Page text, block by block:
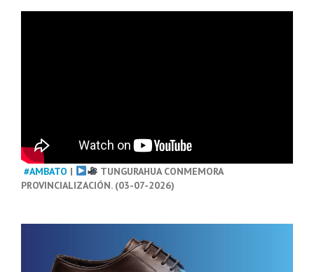
#AMBATO |
TUNGURAHUA CONMEMORA
PROVINCIALIZACIÓN. (03-07-2026)